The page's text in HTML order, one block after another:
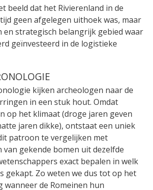
beeld dat het Rivierenland in de
geen afgelegen uithoek was, maar
en strategisch belangrijk gebied waar
geïnvesteerd in de logistieke
kijken archeologen naar de
in een stuk hout. Omdat
op het klimaat (droge jaren geven
jaren dikke), ontstaat een uniek
patroon te vergelijken met
gekende bomen uit dezelfde
exact bepalen in welk
gekapt. Zo weten we dus tot op het
wanneer de Romeinen hun